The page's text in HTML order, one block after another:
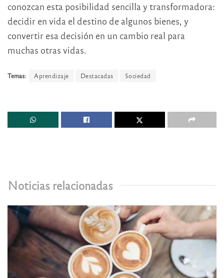
conozcan esta posibilidad sencilla y transformadora:
decidir en vida el destino de algunos bienes, y
convertir esa decisión en un cambio real para
muchas otras vidas.
Temas: Aprendizaje Destacadas Sociedad
Noticias relacionadas